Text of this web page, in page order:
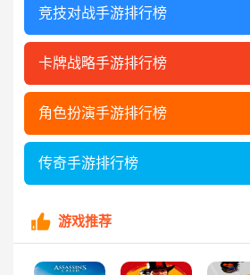
竞技对战手游排行榜
卡牌战略手游排行榜
角色扮演手游排行榜
传奇手游排行榜
游戏推荐